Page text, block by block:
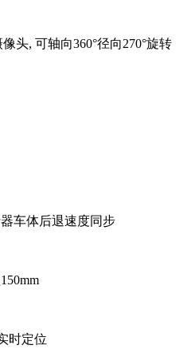
头, 可轴向360°径向270°旋转
车体后退速度同步
时定位